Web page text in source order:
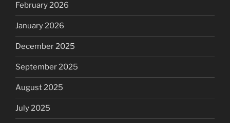
February 2026
January 2026
December 2025
September 2025
August 2025
July 2025